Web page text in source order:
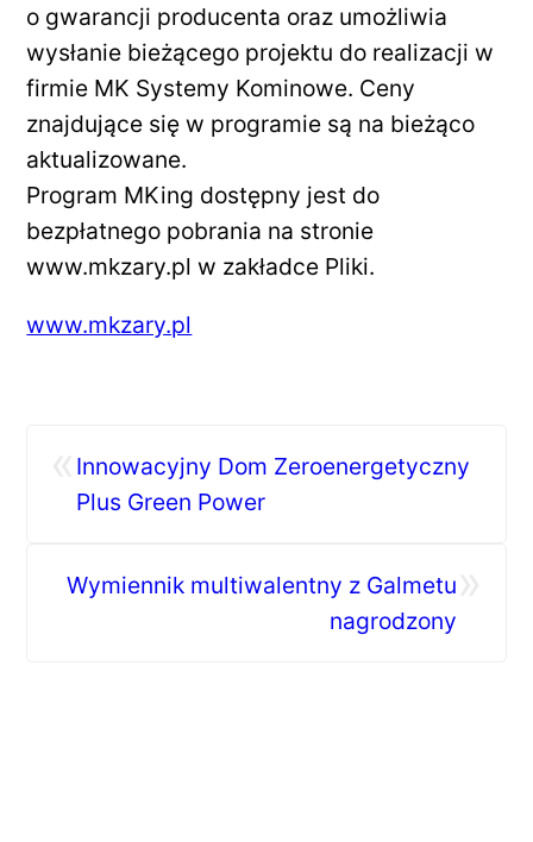
o gwarancji producenta oraz umożliwia
wysłanie bieżącego projektu do realizacji w
firmie MK Systemy Kominowe. Ceny
znajdujące się w programie są na bieżąco
aktualizowane.
Program MKing dostępny jest do
bezpłatnego pobrania na stronie
www.mkzary.pl w zakładce Pliki.
www.mkzary.pl
Innowacyjny Dom Zeroenergetyczny
Plus Green Power
Wymiennik multiwalentny z Galmetu
nagrodzony